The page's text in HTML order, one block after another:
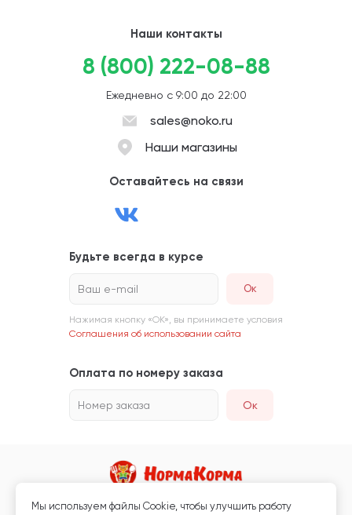
Наши контакты
8 (800) 222-08-88
Ежедневно с 9:00 до 22:00
sales@noko.ru
Наши магазины
Оставайтесь на связи
Будьте всегда в курсе
Ваш e-mail
Нажимая кнопку «ОК», вы принимаете условия
Соглашения об использовании сайта
Оплата по номеру заказа
Номер заказа Ок
Магазин кормов для животных и ветаптека
Мы используем файлы Сookie, чтобы улучшить работу